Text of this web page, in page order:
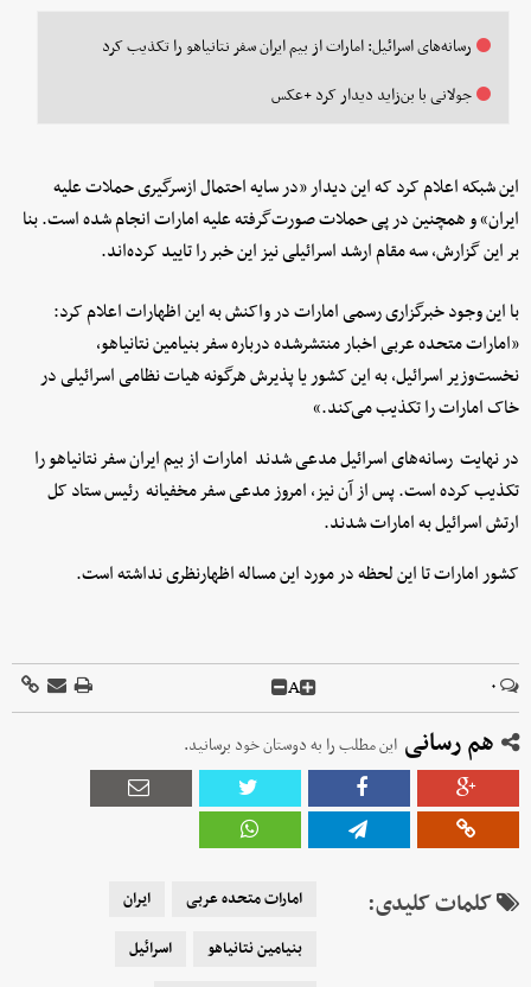
رسانه‌های اسرائیل: امارات از بیم ایران سفر نتانیاهو را تکذیب کرد
جولانی با بن‌زاید دیدار کرد +عکس
این شبکه اعلام کرد که این دیدار «در سایه احتمال ازسرگیری حملات علیه
ایران» و همچنین در پی حملات صورت‌گرفته علیه امارات انجام شده است. بنا
بر این گزارش، سه مقام ارشد اسرائیلی نیز این خبر را تایید کرده‌اند.
با این وجود خبرگزاری رسمی امارات در واکنش به این اظهارات اعلام کرد:
«امارات متحده عربی اخبار منتشرشده درباره سفر بنیامین نتانیاهو،
نخست‌وزیر اسرائیل، به این کشور یا پذیرش هرگونه هیات نظامی اسرائیلی در
خاک امارات را تکذیب می‌کند.»
در نهایت رسانه‌های اسرائیل مدعی شدند امارات از بیم ایران سفر نتانیاهو را
تکذیب کرده است. پس از آن نیز، امروز مدعی سفر مخفیانه رئیس ستاد کل
ارتش اسرائیل به امارات شدند.
کشور امارات تا این لحظه در مورد این مساله اظهارنظری نداشته است.
۰ A
هم رسانی این مطلب را به دوستان خود برسانید.
کلمات کلیدی: امارات متحده عربی
ایران
بنیامین نتانیاهو
اسرائیل